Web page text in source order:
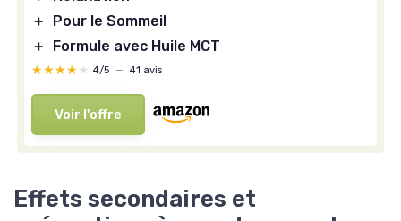
＋
Pour le Sommeil
＋
Formule avec Huile MCT
★★★★★
★★★★★ 4/5 — 41 avis
Voir l'offre
Effets secondaires et